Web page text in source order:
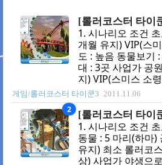
1. 시나리오 조건
개월 유지) VIP(스
도 : 높음 동물보기
대 : 3곳 사업가 공
지) VIP(스미스 소
동물보기 : 기린 15
타이쿤 공원 등급 :
미스 소령) 배설물
맨드릴 25 마리 동
상황 1번은 사파리
인기가 없습니다 상
2번이 메인로드입
게임/롤러코스터 타이쿤3 2011.11.06
2
1. 시나리오 조건
동물 : 5 마리(하마)
유지) 최소 롤러코
상) 사업가 야생으